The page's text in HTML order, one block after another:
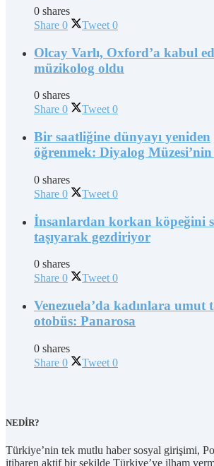
0 shares
Share 0 Tweet 0
Olcay Varlı, Oxford’a kabul
müzikolog oldu
0 shares
Share 0 Tweet 0
Bir saatliğine dünyayı yeniden
öğrenmek: Diyalog
0 shares
Share 0 Tweet 0
İnsanlardan korkan köpeğini
taşıyarak gezdiriyor
0 shares
Share 0 Tweet 0
Venezuela’da kadınlara umut
otobüs: Panarosa
0 shares
Share 0 Tweet 0
NEDİR?
Türkiye’nin tek mutlu haber sosyal girişimi,
itibaren aktif bir şekilde Türkiye’ye ilham